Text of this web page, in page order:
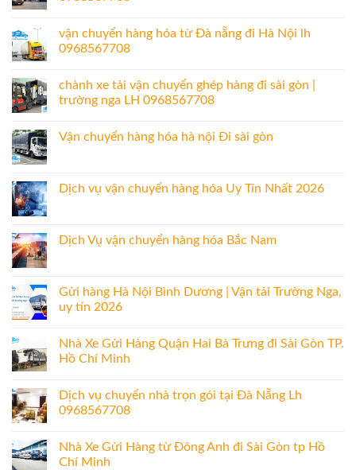
vận chuyển hàng hóa từ Đà nẵng đi Hà Nội lh
0968567708
chành xe tải vận chuyển ghép hàng đi sài gòn |
trường nga LH 0968567708
Vận chuyển hàng hóa hà nội Đi sài gòn
Dịch vụ vận chuyển hàng hóa Uy Tín Nhất 2026
Dịch Vụ vận chuyển hàng hóa Bắc Nam
Gửi hàng Hà Nội Bình Dương | Vận tải Trường Nga,
uy tín 2026
Nhà Xe Gửi Hàng Quận Hai Bà Trưng đi Sài Gòn TP.
Hồ Chí Minh
Dịch vụ chuyển nhà trọn gói tại Đà Nẵng Lh
0968567708
Nhà Xe Gửi Hàng từ Đông Anh đi Sài Gòn tp Hồ
Chí Minh